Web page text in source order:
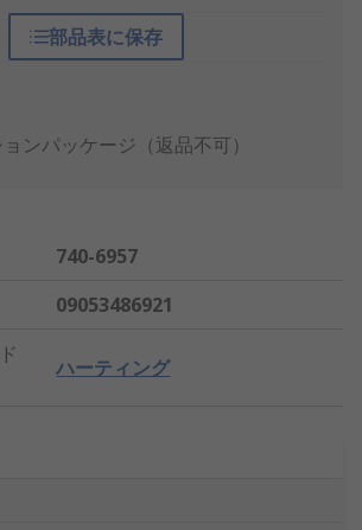
部品表に保存
ンパッケージ（返品不可）
740-6957
09053486921
ハーティング